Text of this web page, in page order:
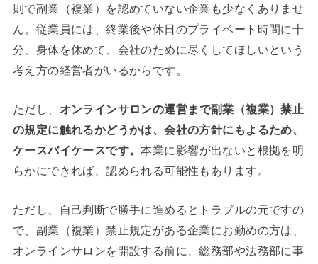
則で副業（複業）を認めていない企業も少なくありませ
ん。従業員には、終業後や休日のプライベート時間に十
分、身体を休めて、会社のために尽くしてほしいという
考え方の経営者がいるからです。
ただし、 オンラインサロンの運営まで副業（複業）禁止
の規定に触れるかどうかは、会社の方針にもよるため、
ケースバイケースです。本業に影響が出ないと根拠を明
らかにできれば、認められる可能性もあります。
ただし、自己判断で勝手に進めるとトラブルの元ですの
で、副業（複業）禁止規定がある企業にお勤めの方は、
オンラインサロンを開設する前に、総務部や法務部に事